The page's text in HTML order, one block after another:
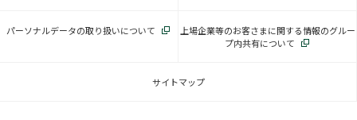
パーソナルデータの取り扱いについて
上場企業等のお客さまに関する情報のグルー
プ内共有について
サイトマップ